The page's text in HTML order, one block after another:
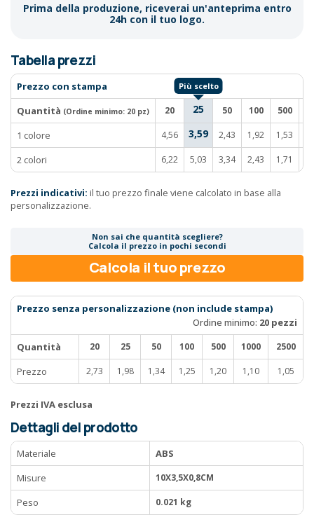
Prima della produzione, riceverai un'anteprima entro
24h con il tuo logo.
Tabella prezzi
Prezzo con stampa
Quantità (Ordine minimo: 20 pz) 20 25 50 100 500
1 colore 4,56 3,59 2,43 1,92 1,53
2 colori 6,22 5,03 3,34 2,43 1,71
Prezzi indicativi: il tuo prezzo finale viene calcolato in base alla
personalizzazione.
Non sai che quantità scegliere?
Calcola il prezzo in pochi secondi
Calcola il tuo prezzo
Prezzo senza personalizzazione (non include stampa)
Ordine minimo: 20 pezzi
Quantità
20 25 50 100 500 1000 2500
Prezzo 2,73 1,98 1,34 1,25 1,20 1,10 1,05
Prezzi IVA esclusa
Dettagli del prodotto
Materiale
ABS
Misure
10X3,5X0,8CM
Peso 0.021 kg